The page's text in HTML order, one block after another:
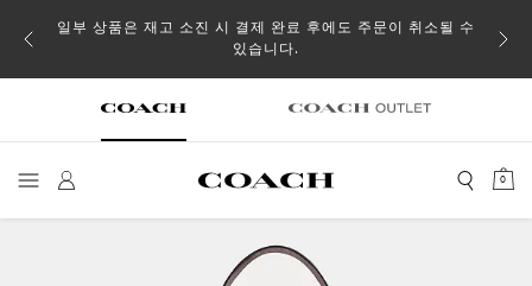
일부 상품은 재고 소진 시 결제 완료 후에도 주문이 취소될 수
있습니다.
0